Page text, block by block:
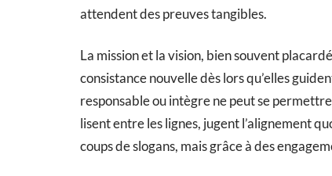
attendent des preuves tangibles.
La mission et la vision, bien souvent
consistance nouvelle dès lors qu’elles
responsable ou intègre ne peut se
lisent entre les lignes, jugent l’alignement
coups de slogans, mais grâce à des